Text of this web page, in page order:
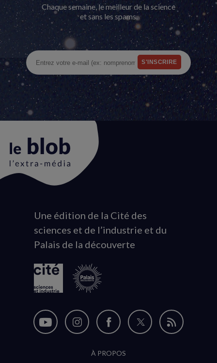
Chaque semaine, le meilleur de la science
et sans les spams.
Animation
du
logo
Une édition de la Cité des
sciences et de l’industrie et du
Palais de la découverte
Nous
Nous
Nous
sur
Nous
Flux
À PROPOS